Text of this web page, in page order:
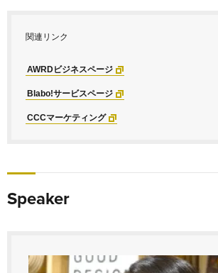
関連リンク
AWRDビジネスページ
Blabo!サービスページ
CCCマーケティング
Speaker